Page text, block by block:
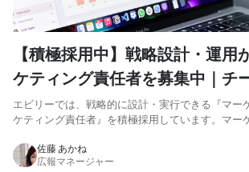
【積極採用中】戦略設計・運用
ケティング責任者を募集中｜チ
ントを行い、マーケットを取り
繋げる！
エビリーでは、戦略的に設計・実行できる『マー
ケティング責任者』を積極採用しています。マー
ィング本部 本部長の竹本英高さんに、マーケティ
佐藤 あかね
広報マネージャー